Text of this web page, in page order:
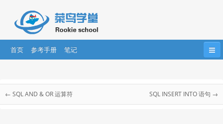
首页 参考手册 笔记
Bootstrap JavaScript HTML DOM jQuery
SQL 教程
← SQL AND & OR 运算符 SQL INSERT INTO 语句 →